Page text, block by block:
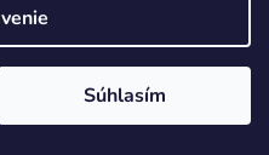
Súhlasím